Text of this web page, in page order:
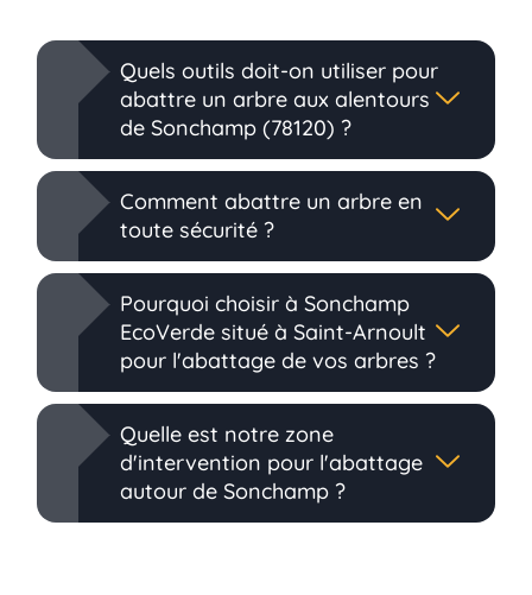
Quels outils doit-on utiliser pour
abattre un arbre aux alentours
de Sonchamp (78120) ?
Comment abattre un arbre en
toute sécurité ?
Pourquoi choisir à Sonchamp
EcoVerde situé à Saint-Arnoult
pour l'abattage de vos arbres ?
Quelle est notre zone
d'intervention pour l'abattage
autour de Sonchamp ?